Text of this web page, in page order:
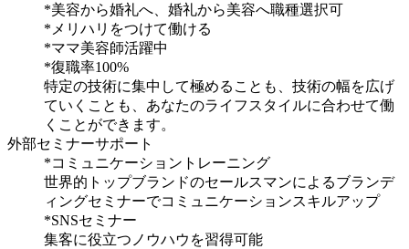
*美容から婚礼へ、婚礼から美容へ職種選択可
*メリハリをつけて働ける
*ママ美容師活躍中
*復職率100%
特定の技術に集中して極めることも、技術の幅を広げ
ていくことも、あなたのライフスタイルに合わせて働
くことができます。
外部セミナーサポート
*コミュニケーショントレーニング
世界的トップブランドのセールスマンによるブランデ
ィングセミナーでコミュニケーションスキルアップ
*SNSセミナー
集客に役立つノウハウを習得可能